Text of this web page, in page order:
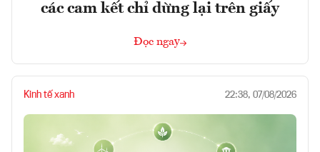
các cam kết chỉ dừng lại trên giấy
Đọc ngay
Kinh tế xanh 22:38, 07/08/2026